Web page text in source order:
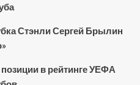
Стэнли Сергей Брылин
в рейтинге УЕФА